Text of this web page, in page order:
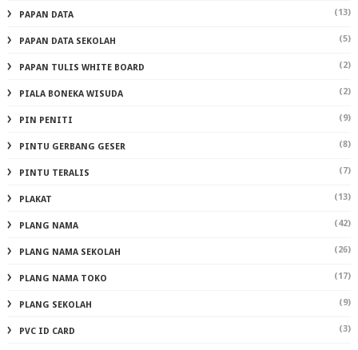
PAPAN DATA (13)
PAPAN DATA SEKOLAH (5)
PAPAN TULIS WHITE BOARD (2)
PIALA BONEKA WISUDA (2)
PIN PENITI (9)
PINTU GERBANG GESER (8)
PINTU TERALIS (7)
PLAKAT (13)
PLANG NAMA (42)
PLANG NAMA SEKOLAH (26)
PLANG NAMA TOKO (17)
PLANG SEKOLAH (9)
PVC ID CARD (3)